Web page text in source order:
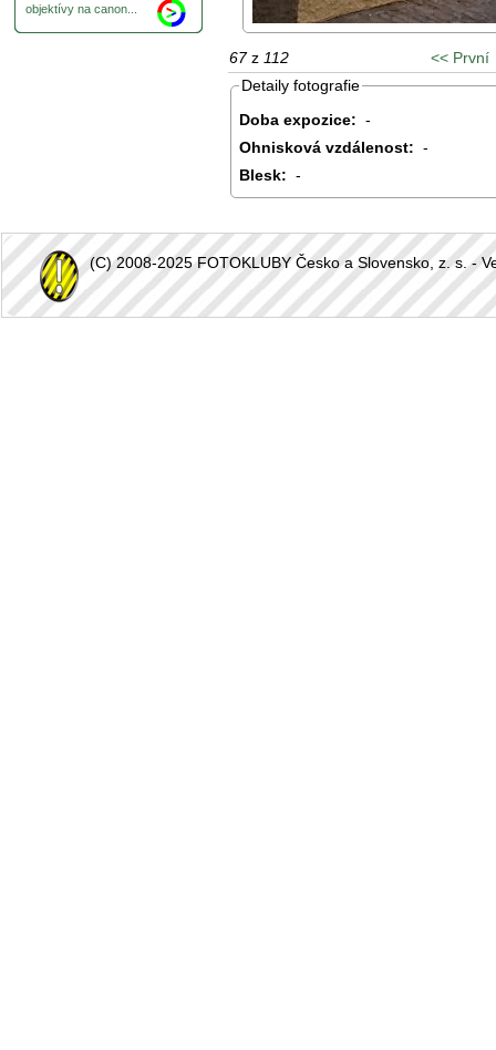
objektívy na canon...
67z 112
<< První
Detaily fotografie
Doba expozice: -
Ohnisková vzdálenost: -
Blesk: -
(C) 2008-2025 FOTOKLUBY Česko a Slovensko, z. s. -